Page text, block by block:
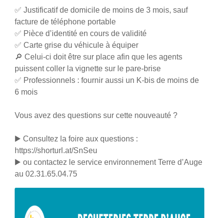
✅ Justificatif de domicile de moins de 3 mois, sauf
facture de téléphone portable
✅ Pièce d’identité en cours de validité
✅ Carte grise du véhicule à équiper
🔎 Celui-ci doit être sur place afin que les agents
puissent coller la vignette sur le pare-brise
✅ Professionnels : fournir aussi un K-bis de moins de
6 mois
Vous avez des questions sur cette nouveauté ?
▶️ Consultez la foire aux questions :
https://shorturl.at/SnSeu
▶️ ou contactez le service environnement Terre d’Auge
au 02.31.65.04.75